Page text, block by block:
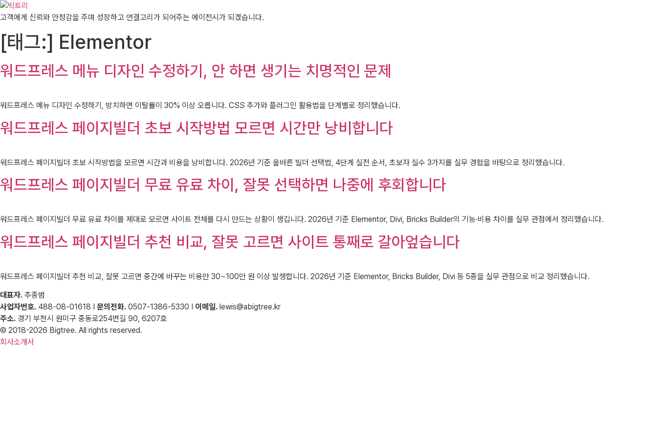
콘텐츠로
건너뛰기
고객에게 신뢰와 안정감을 주며 성장하고 연결고리가 되어주는 에이전시가 되겠습니다.
[태그:] Elementor
워드프레스 메뉴 디자인 수정하기, 안 하면 생기는 치명적인 문제
워드프레스 메뉴 디자인 수정하기, 방치하면 이탈률이 30% 이상 오릅니다. CSS 추가와 플러그인 활용법을 단계별로 정리했습니다.
워드프레스 페이지빌더 초보 시작방법 모르면 시간만 낭비합니다
워드프레스 페이지빌더 초보 시작방법을 모르면 시간과 비용을 낭비합니다. 2026년 기준 올바른 빌더 선택법, 4단계 실전 순서, 초보자 실수 3가지를 실무 경험을 바탕으로 정리했습니다.
워드프레스 페이지빌더 무료 유료 차이, 잘못 선택하면 나중에 후회합니다
워드프레스 페이지빌더 무료 유료 차이를 제대로 모르면 사이트 전체를 다시 만드는 상황이 생깁니다. 2026년 기준 Elementor, Divi, Bricks Builder의 기능·비용 차이를 실무 관점에서 정리했습니다.
워드프레스 페이지빌더 추천 비교, 잘못 고르면 사이트 통째로 갈아엎습니다
워드프레스 페이지빌더 추천 비교, 잘못 고르면 중간에 바꾸는 비용만 30~100만 원 이상 발생합니다. 2026년 기준 Elementor, Bricks Builder, Divi 등 5종을 실무 관점으로 비교 정리했습니다.
대표자. 추종범
사업자번호. 488-08-01618 I 문의전화. 0507-1386-5330 I 이메일. lewis@abigtree.kr
주소. 경기 부천시 원미구 중동로254번길 90, 6207호
© 2018-2026 Bigtree. All rights reserved.
회사소개서